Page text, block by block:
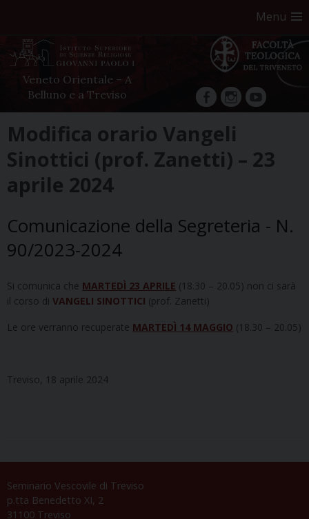
Menu
Veneto Orientale – A
Belluno e a Treviso
facebookInstagram
YouTube
content
Modifica orario Vangeli
Sinottici (prof. Zanetti) – 23
aprile 2024
Comunicazione della Segreteria - N.
90/2023-2024
Si comunica che MARTEDÌ 23 APRILE (18.30 – 20.05) non ci sarà
il corso di VANGELI SINOTTICI (prof. Zanetti)
Le ore verranno recuperate MARTEDÌ 14 MAGGIO (18.30 – 20.05)
Treviso, 18 aprile 2024
Seminario Vescovile di Treviso
p.tta Benedetto XI, 2
31100 Treviso